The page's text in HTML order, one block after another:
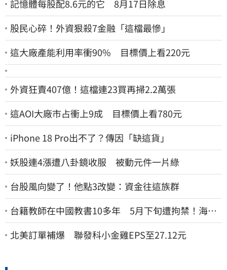
記憶體每股配8.6元的它 8月17日除息
股民心碎！外資狠殺7金融「這檔最慘」
這大廠產能利用率衝90% 目標價上看220元
外資狂賣407億！這檔連23買再掃2.2萬張
這AOI大廠市占衝上9成 目標價上看780元
iPhone 18 Pro出不了？傳因「缺這貨」
妖股連4漲遭八卦鏡收服 被動元件一片綠
台股風向變了！他點3改變：資金往這族群
台籍教師在中國教書10多年 5月下旬遭拘禁！海基
會揭可能原因
北美訂單補爆 聯發科小金雞EPS至27.12元